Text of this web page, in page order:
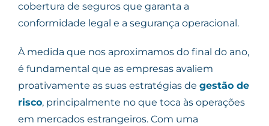
cobertura de seguros que garanta a
conformidade legal e a segurança operacional.
À medida que nos aproximamos do final do ano,
é fundamental que as empresas avaliem
proativamente as suas estratégias de gestão de
risco, principalmente no que toca às operações
em mercados estrangeiros. Com uma